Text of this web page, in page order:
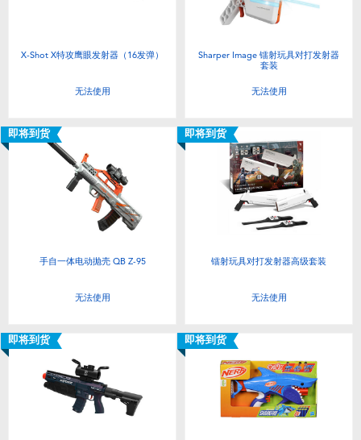
X-Shot X特攻鹰眼发射器（16发弹）
无法使用
Sharper Image 镭射玩具对打发射器
套装
无法使用
即将到货
手自一体电动抛壳 QB Z-95
无法使用
即将到货
镭射玩具对打发射器高级套装
无法使用
即将到货 即将到货